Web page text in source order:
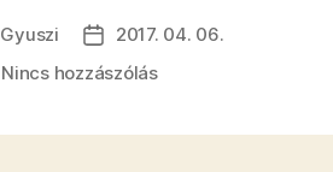
Gyuszi
Bejegyzés
dátuma
2017. 04. 06.
Nincs hozzászólása(z)